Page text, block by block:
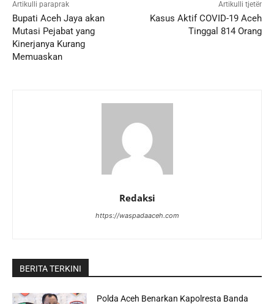
Artikulli paraprak
Bupati Aceh Jaya akan
Mutasi Pejabat yang
Kinerjanya Kurang
Memuaskan
Artikulli tjetër
Kasus Aktif COVID-19 Aceh
Tinggal 814 Orang
Redaksi
https://waspadaaceh.com
BERITA TERKINI
Polda Aceh Benarkan Kapolresta Banda